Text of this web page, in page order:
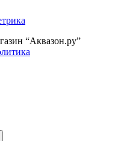
“Аквазон.ру”